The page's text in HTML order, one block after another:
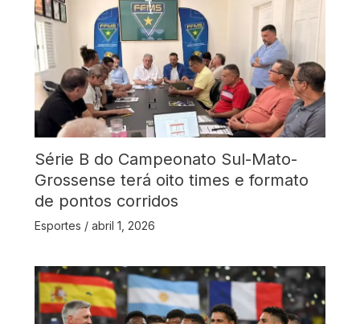
Série B do Campeonato Sul-Mato-
Grossense terá oito times e formato
de pontos corridos
Esportes / abril 1, 2026